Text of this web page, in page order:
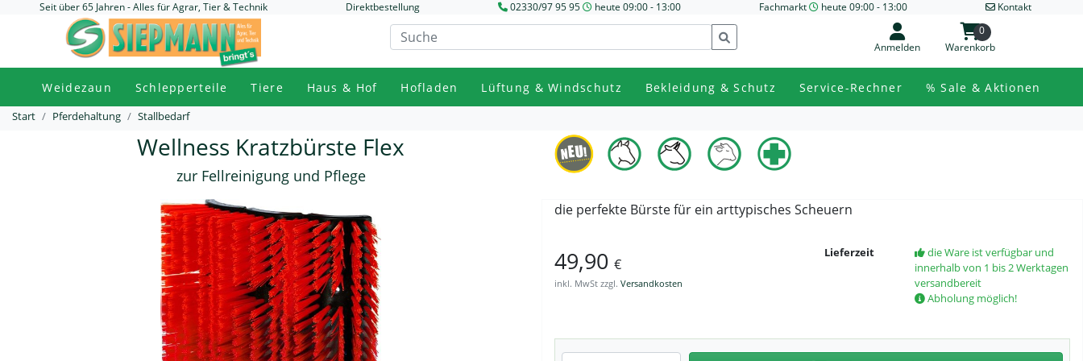
Seit über 65 Jahren - Alles für Agrar, Tier & Technik Direktbestellung 02330/97 95 95 heute 09:00 - 13:00 Fachmarkt heute 09:00 - 13:00 Kontakt
Anmelden Warenkorb
0
Weidezaun Schlepperteile Tiere Haus & Hof Hofladen Lüftung & Windschutz Bekleidung & Schutz Service-Rechner % Sale & Aktionen
Start Pferdehaltung Stallbedarf
Wellness Kratzbürste Flex
zur Fellreinigung und Pflege
die perfekte Bürste für ein arttypisches Scheuern
49,90 €
inkl. MwSt zzgl. Versandkosten
Lieferzeit
die Ware ist verfügbar und
innerhalb von 1 bis 2 Werktagen
versandbereit
Abholung möglich!